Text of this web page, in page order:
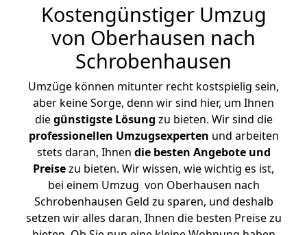
Kostengünstiger Umzug
von Oberhausen nach
Schrobenhausen
Umzüge können mitunter recht kostspielig sein,
aber keine Sorge, denn wir sind hier, um Ihnen
diegünstigste Lösung zu bieten. Wir sind die
professionellen Umzugsexperten und arbeiten
stets daran, Ihnen die besten Angebote und
Preisezu bieten. Wir wissen, wie wichtig es ist,
bei einem Umzug von Oberhausen nach
Schrobenhausen Geld zu sparen, und deshalb
setzen wir alles daran, Ihnen die besten Preise zu